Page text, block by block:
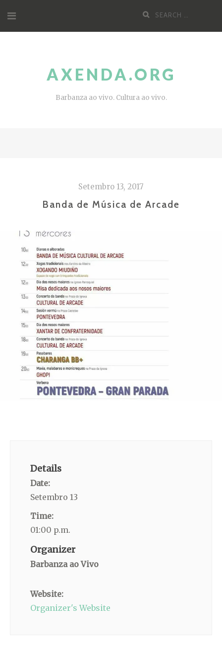
content
Search
AXENDA.ORG
Barbanza ao vivo. Cultura ao vivo.
Setembro 13, 2017
Banda de Música de Arcade
Details
Date:
Setembro 13
Time:
01:00 p.m.
Organizer
Barbanza ao Vivo
Website:
Organizer's Website